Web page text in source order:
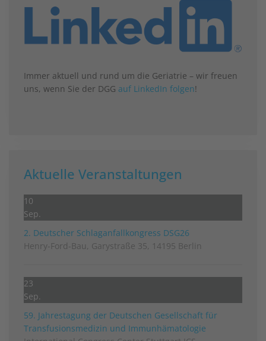
Immer aktuell und rund um die Geriatrie – wir freuen
uns, wenn Sie der DGG auf LinkedIn folgen!
Aktuelle Veranstaltungen
10
Sep.
2. Deutscher Schlag­anfall­kongress DSG26
Henry-Ford-Bau, Garystraße 35, 14195 Berlin
23
Sep.
59. Jahrestagung der Deutschen Gesellschaft für
Transfusionsmedizin und Immunhämatologie